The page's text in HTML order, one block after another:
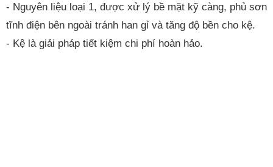
- Nguyên liệu loại 1, được xử lý bề mặt kỹ càng, phủ sơn
tĩnh điện bên ngoài tránh han gỉ và tăng độ bền cho kệ.
- Kệ là giải pháp tiết kiệm chi phí hoàn hảo.